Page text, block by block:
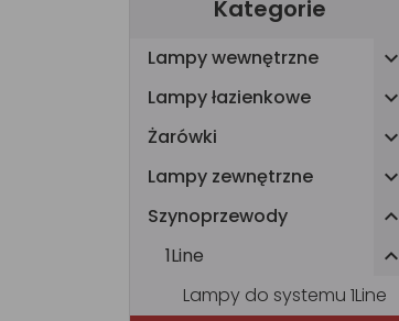
Kategorie
Lampy wewnętrzne 
Lampy łazienkowe 
Żarówki 
Lampy zewnętrzne 
Szynoprzewody 
1Line 
Lampy do systemu 1Line